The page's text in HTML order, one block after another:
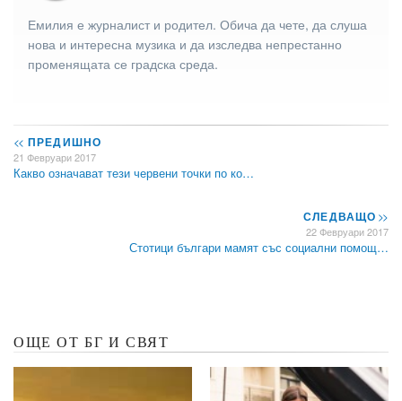
Емилия е журналист и родител. Обича да чете, да слуша
нова и интересна музика и да изследва непрестанно
променящата се градска среда.
<< ПРЕДИШНО
21 Февруари 2017
Какво означават тези червени точки по ко…
СЛЕДВАЩО>>
22 Февруари 2017
Стотици българи мамят със социални помощ…
ОЩЕ ОТ БГ И СВЯТ